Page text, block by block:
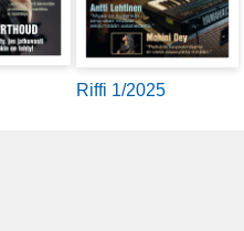
Riffi 1/2025